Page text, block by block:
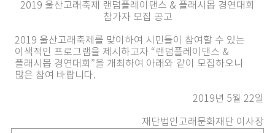
2019 울산고래축제 랜덤플레이댄스 & 플래시몹 경연대회
참가자 모집 공고
2019 울산고래축제를 맞이하여 시민들이 참여할 수 있는
이색적인 프로그램을 제시하고자 “랜덤플레이댄스 &
플래시몹 경연대회”을 개최하여 아래와 같이 모집하오니
많은 참여 바랍니다.
2019년 5월 22일
재단법인고래문화재단 이사장